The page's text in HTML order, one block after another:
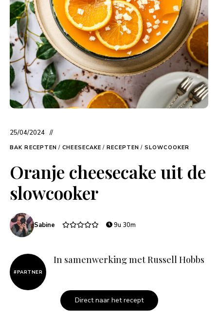
25/04/2024
BAK RECEPTEN / CHEESECAKE / RECEPTEN / SLOWCOOKER
Oranje cheesecake uit de
slowcooker
Sabine 9u 30m
#PARTNER
In samenwerking met Russell Hobbs
Direct naar het recept